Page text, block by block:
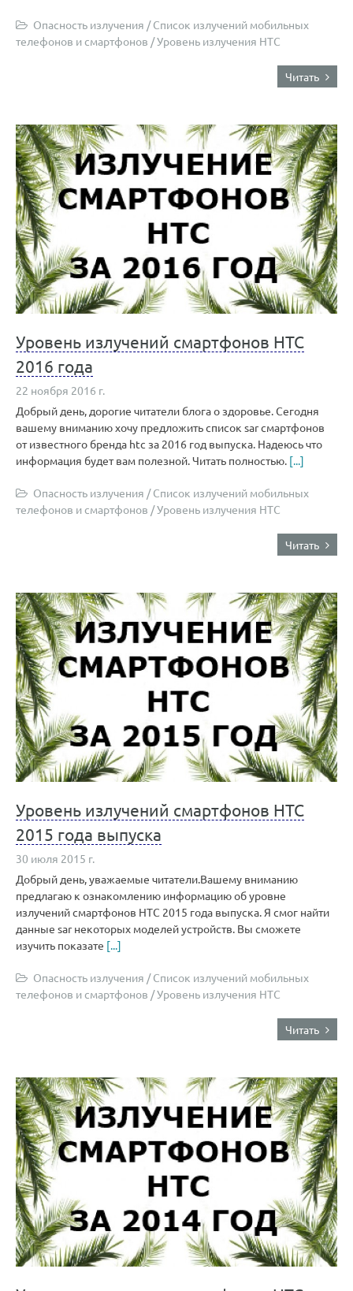
Опасность излучения /Список излучений мобильных
телефонов и смартфонов /Уровень излучения HTC
Читать
Уровень излучений смартфонов HTC
2016 года
22 ноября 2016 г.
Добрый день, дорогие читатели блога о здоровье. Сегодня
вашему вниманию хочу предложить список sar смартфонов
от известного бренда htc за 2016 год выпуска. Надеюсь что
информация будет вам полезной. Читать полностью. [...]
Опасность излучения /Список излучений мобильных
телефонов и смартфонов /Уровень излучения HTC
Читать
Уровень излучений смартфонов HTC
2015 года выпуска
30 июля 2015 г.
Добрый день, уважаемые читатели.Вашему вниманию
предлагаю к ознакомлению информацию об уровне
излучений смартфонов HTC 2015 года выпуска. Я смог найти
данные sar некоторых моделей устройств. Вы сможете
изучить показате [...]
Опасность излучения /Список излучений мобильных
телефонов и смартфонов /Уровень излучения HTC
Читать